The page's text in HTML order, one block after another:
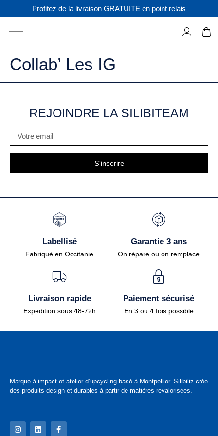
Profitez de la livraison GRATUITE en point relais
Collab’ Les IG
REJOINDRE LA SILIBITEAM
S'inscrire
Labellisé
Fabriqué en Occitanie
Garantie 3 ans
On répare ou on remplace
Livraison rapide
Expédition sous 48-72h
Paiement sécurisé
En 3 ou 4 fois possible
Marque à impact et atelier d’upcycling basé à Montpellier. Silibiliz crée
des produits design et durables à partir de matières revalorisées.